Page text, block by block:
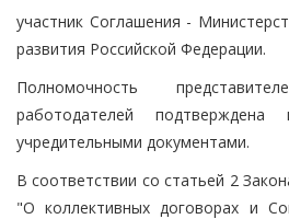
участник Соглашения -
развития Российской Федерации.
Полномочность
работодателей подтверждена
учредительными документами.
В соответствии со статьей 2
"О коллективных договорах и